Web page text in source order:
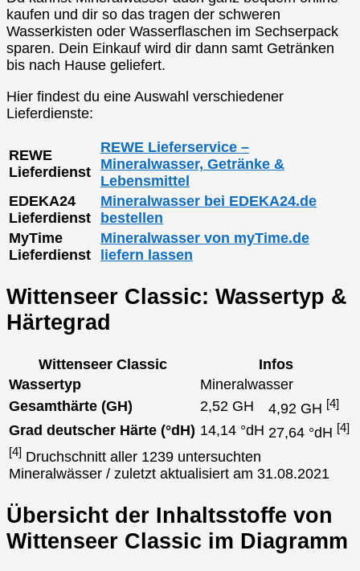
kaufen und dir so das tragen der schweren
Wasserkisten oder Wasserflaschen im Sechserpack
sparen. Dein Einkauf wird dir dann samt Getränken
bis nach Hause geliefert.
Hier findest du eine Auswahl verschiedener
Lieferdienste:
REWE
Lieferdienst
REWE Lieferservice –
Mineralwasser, Getränke &
Lebensmittel
EDEKA24
Lieferdienst
Mineralwasser bei EDEKA24.de
bestellen
MyTime
Lieferdienst
Mineralwasser von myTime.de
liefern lassen
Wittenseer Classic: Wassertyp &
Härtegrad
Wittenseer Classic
Infos
Wassertyp
Mineralwasser
Gesamthärte (GH)
2,52 GH 4,92 GH [4]
Grad deutscher Härte (°dH) 14,14 °dH 27,64 °dH [4]
[4] Druchschnitt aller 1239 untersuchten
Mineralwässer / zuletzt aktualisiert am 31.08.2021
Übersicht der Inhaltsstoffe von
Wittenseer Classic im Diagramm